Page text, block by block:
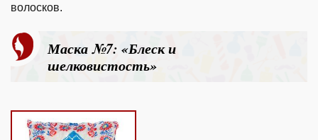
волосков.
Маска №7: «Блеск и
шелковистость»